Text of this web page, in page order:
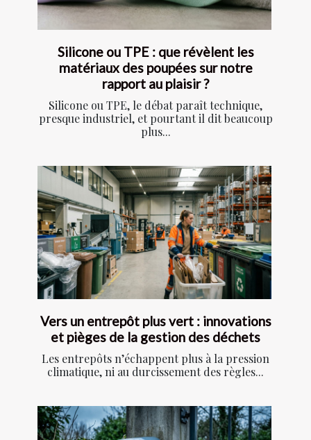
Silicone ou TPE : que révèlent les
matériaux des poupées sur notre
rapport au plaisir ?
Silicone ou TPE, le débat paraît technique,
presque industriel, et pourtant il dit beaucoup
plus...
Vers un entrepôt plus vert : innovations
et pièges de la gestion des déchets
Les entrepôts n’échappent plus à la pression
climatique, ni au durcissement des règles...